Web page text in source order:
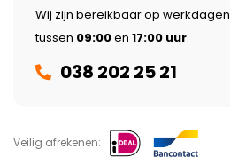
Wij zijn bereikbaar op werkdagen
tussen 09:00en 17:00 uur.
038 202 25 21
Veilig afrekenen: